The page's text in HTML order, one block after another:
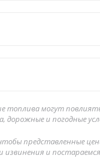
топлива могут
дорожные и погодные
представленные
и